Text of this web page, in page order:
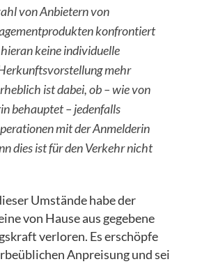
von Anbietern von
konfrontiert
keine individuelle
mehr
ist dabei, ob – wie von
behauptet – jedenfalls
mit der Anmelderin
dies ist für den Verkehr nicht
Umstände habe der
von Hause aus gegebene
verloren. Es erschöpfe
Anpreisung und sei